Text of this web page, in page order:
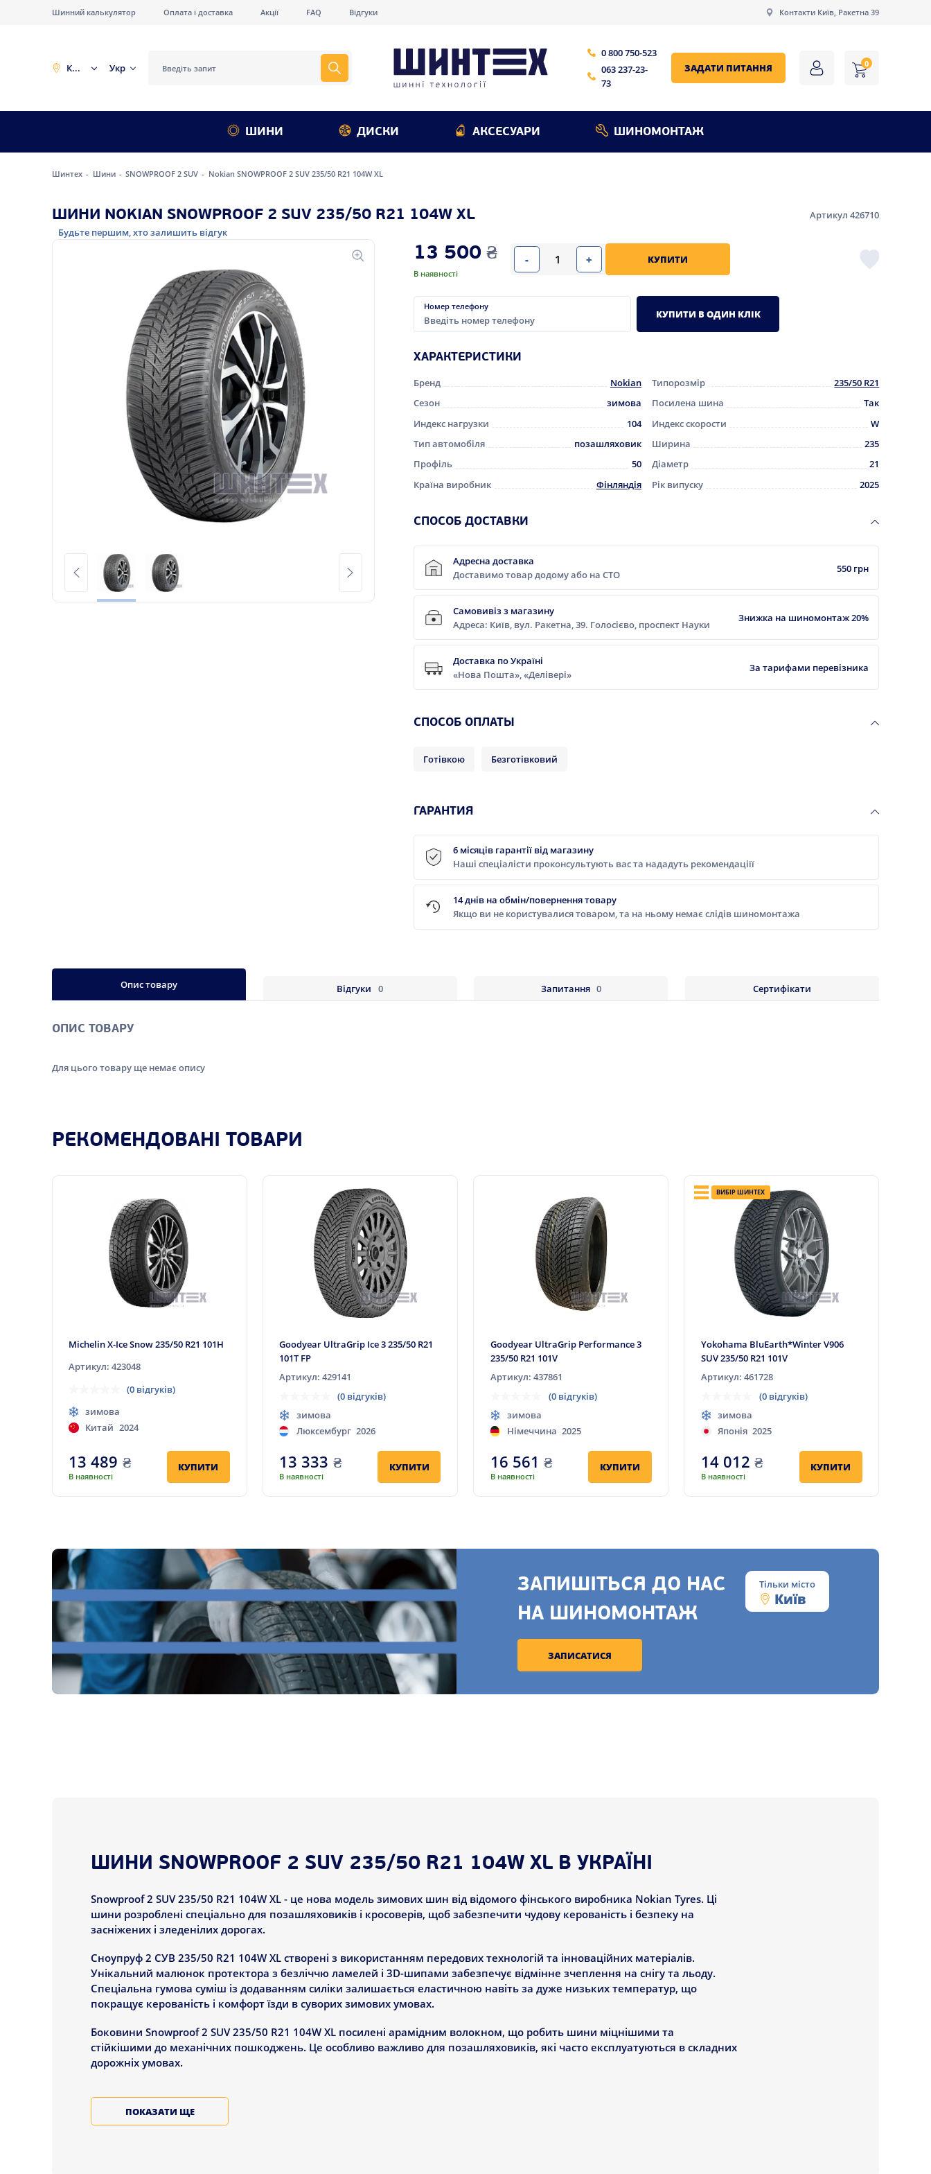
Шинний калькулятор Оплата і доставка Акції FAQ Відгуки Контакти Київ, Ракетна 39
Київ Укр
0 800 750-523
063 237-23-
73
ЗАДАТИ ПИТАННЯ 0
ШИНИ ДИСКИ АКСЕСУАРИ ШИНОМОНТАЖ
Шинтех Шини SNOWPROOF 2 SUV Nokian SNOWPROOF 2 SUV 235/50 R21 104W XL
ШИНИ NOKIAN SNOWPROOF 2 SUV 235/50 R21 104W XL
Артикул 426710
Будьте першим, хто залишить відгук
13 500 ₴
В наявності
- + КУПИТИ
Номер телефону
КУПИТИ В ОДИН КЛІК
ХАРАКТЕРИСТИКИ
Бренд Nokian Типорозмір
235/50 R21
Сезон
зимова Посилена шина
Так
Индекс нагрузки
104 Индекс скорости
W
Тип автомобіля
позашляховик Ширина
235
Профіль
50 Діаметр
21
Країна виробник
Фінляндія Рік випуску 2025
CПОСОБ ДОСТАВКИ
Адресна доставка
Доставимо товар додому або на СТО
550 грн
Самовивіз з магазину
Адреса: Київ, вул. Ракетна, 39. Голосієво, проспект Науки
Знижка на шиномонтаж 20%
Доставка по Україні
«Нова Пошта», «Делівері»
За тарифами перевізника
CПОСОБ ОПЛАТЫ
Готівкою Безготівковий
ГАРАНТИЯ
6 місяців гарантії від магазину
Наші спеціалісти проконсультують вас та нададуть рекомендаціїї
14 днів на обмін/повернення товару
Якщо ви не користувалися товаром, та на ньому немає слідів шиномонтажа
Опис товару Відгуки 0 Запитання 0 Сертифікати
ОПИС ТОВАРУ
Для цього товару ще немає опису
РЕКОМЕНДОВАНІ ТОВАРИ
Michelin X-Ice Snow 235/50 R21 101H
Артикул: 423048
(0 відгуків)
зимова
Китай 2024
13 489 ₴
В наявності
КУПИТИ
Goodyear UltraGrip Ice 3 235/50 R21
101T FP
Артикул: 429141
(0 відгуків)
зимова
Люксембург 2026
13 333 ₴
В наявності
КУПИТИ
Goodyear UltraGrip Performance 3
235/50 R21 101V
Артикул: 437861
(0 відгуків)
зимова
Німеччина 2025
16 561 ₴
В наявності
КУПИТИ
ВИБІР ШИНТЕХ
Yokohama BluEarth*Winter V906
SUV 235/50 R21 101V
Артикул: 461728
(0 відгуків)
зимова
Японія 2025
14 012 ₴
В наявності
КУПИТИ
ЗАПИШІТЬСЯ ДО НАС
НА ШИНОМОНТАЖ
Тільки місто
Київ
ЗАПИСАТИСЯ
ШИНИ SNOWPROOF 2 SUV 235/50 R21 104W XL В УКРАЇНІ
Snowproof 2 SUV 235/50 R21 104W XL - це нова модель зимових шин від відомого фінського виробника Nokian Tyres. Ці
шини розроблені спеціально для позашляховиків і кросоверів, щоб забезпечити чудову керованість і безпеку на
засніжених і зледенілих дорогах.
Сноупруф 2 СУВ 235/50 R21 104W XL створені з використанням передових технологій та інноваційних матеріалів.
Унікальний малюнок протектора з безліччю ламелей і 3D-шипами забезпечує відмінне зчеплення на снігу та льоду.
Спеціальна гумова суміш із додаванням силіки залишається еластичною навіть за дуже низьких температур, що
покращує керованість і комфорт їзди в суворих зимових умовах.
Боковини Snowproof 2 SUV 235/50 R21 104W XL посилені арамідним волокном, що робить шини міцнішими та
стійкішими до механічних пошкоджень. Це особливо важливо для позашляховиків, які часто експлуатуються в складних
дорожніх умовах.
ХАРАКТЕРИСТИКИ ТА ТЕХНІЧНІ ОСОБЛИВОСТІ
ПОКАЗАТИ ЩЕ